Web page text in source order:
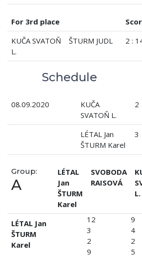
For 3rd place
KUČA SVATOŇ
L.
ŠTURM JUDL 2 :
Schedule
08.09.2020
KUČA
SVATOŇ L.
2
LÉTAL Jan
ŠTURM Karel
3
Group:
A
LÉTAL
Jan
ŠTURM
Karel
SVOBODA
RAISOVÁ
L.
LÉTAL Jan
ŠTURM
Karel
12
3
2
9
9
4
2
5